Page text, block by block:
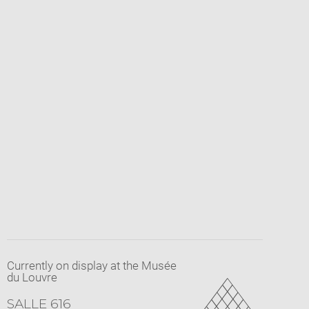
Currently on display at the Musée
du Louvre
SALLE 616